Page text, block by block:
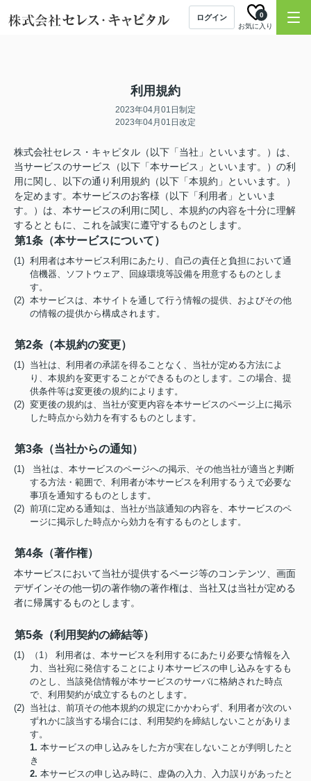
ログイン
お気に入り
0
利用規約
2023年04月01日制定
2023年04月01日改定
株式会社セレス・キャピタル（以下「当社」といいます。）は、
当サービスのサービス（以下「本サービス」といいます。）の利
用に関し、以下の通り利用規約（以下「本規約」といいます。）
を定めます。本サービスのお客様（以下「利用者」といいま
す。）は、本サービスの利用に関し、本規約の内容を十分に理解
するとともに、これを誠実に遵守するものとします。
第1条（本サービスについて）
(1) 利用者は本サービス利用にあたり、自己の責任と負担において通
信機器、ソフトウェア、回線環境等設備を用意するものとしま
す。
(2) 本サービスは、本サイトを通して行う情報の提供、およびその他
の情報の提供から構成されます。
第2条（本規約の変更）
(1) 当社は、利用者の承諾を得ることなく、当社が定める方法によ
り、本規約を変更することができるものとします。この場合、提
供条件等は変更後の規約によります。
(2) 変更後の規約は、当社が変更内容を本サービスのページ上に掲示
した時点から効力を有するものとします。
第3条（当社からの通知）
(1) 当社は、本サービスのページへの掲示、その他当社が適当と判断
する方法・範囲で、利用者が本サービスを利用するうえで必要な
事項を通知するものとします。
(2) 前項に定める通知は、当社が当該通知の内容を、本サービスのペ
ージに掲示した時点から効力を有するものとします。
第4条（著作権）
本サービスにおいて当社が提供するページ等のコンテンツ、画面
デザインその他一切の著作物の著作権は、当社又は当社が定める
者に帰属するものとします。
第5条（利用契約の締結等）
(1) （1） 利用者は、本サービスを利用するにあたり必要な情報を入
力、当社宛に発信することにより本サービスの申し込みをするも
のとし、当該発信情報が本サービスのサーバに格納された時点
で、利用契約が成立するものとします。
(2) 当社は、前項その他本規約の規定にかかわらず、利用者が次のい
ずれかに該当する場合には、利用契約を締結しないことがありま
す。
1. 本サービスの申し込みをした方が実在しないことが判明したと
き
2. 本サービスの申し込み時に、虚偽の入力、入力誤りがあったと